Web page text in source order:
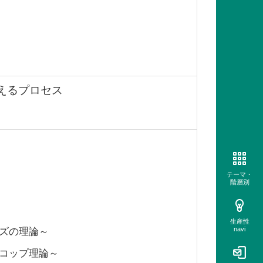
るプロセス
の理論～
ップ理論～
テーマ・
階層別
生産性
navi